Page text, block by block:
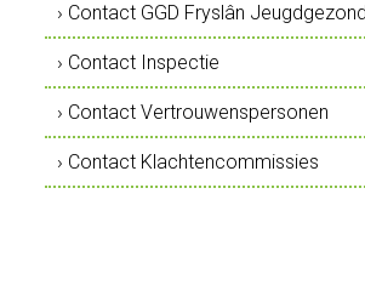
› Contact GGD Fryslân
› Contact Inspectie
› Contact Vertrouwenspersonen
› Contact Klachtencommissies